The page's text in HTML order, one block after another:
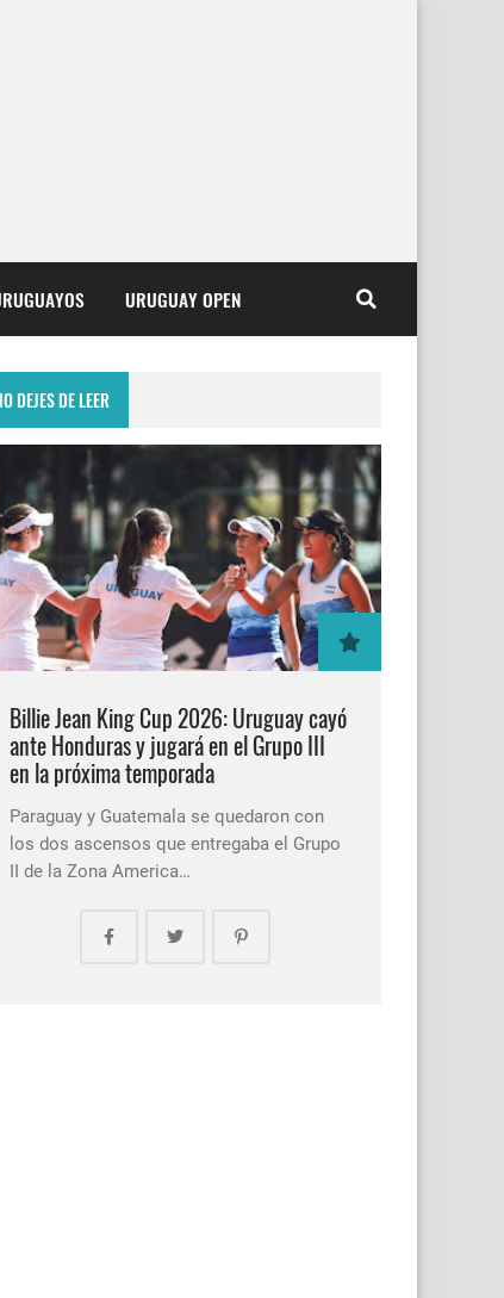
URUGUAY OPEN
DEJES DE LEER
Billie Jean King Cup 2026: Uruguay cayó
ante Honduras y jugará en el Grupo III
en la próxima temporada
Paraguay y Guatemala se quedaron con
los dos ascensos que entregaba el Grupo
II de la Zona America…